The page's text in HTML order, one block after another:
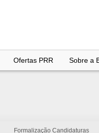
Ofertas PRR Sobre a
Formalização Candidaturas